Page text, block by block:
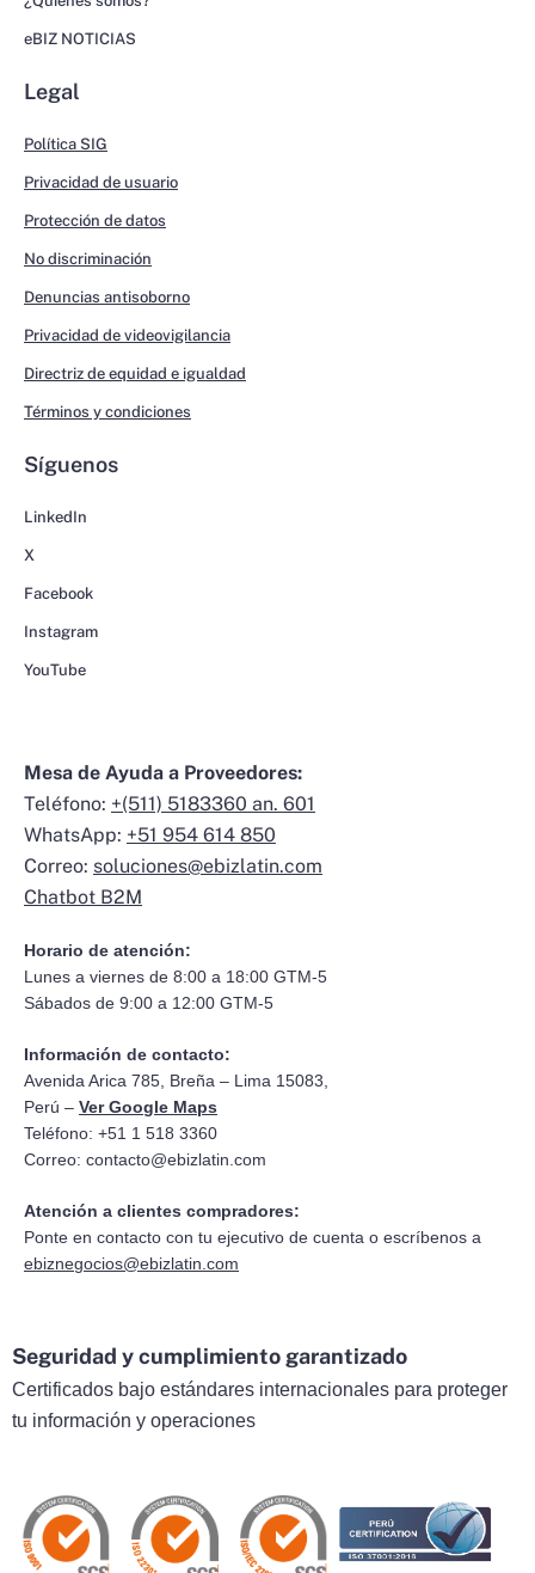
eBIZ NOTICIAS
Legal
Política SIG
Privacidad de usuario
Protección de datos
No discriminación
Denuncias antisoborno
Privacidad de videovigilancia
Directriz de equidad e igualdad
Términos y condiciones
Síguenos
LinkedIn
X
Facebook
Instagram
YouTube
Mesa de Ayuda a Proveedores:
Teléfono: +(511) 5183360 an. 601
WhatsApp: +51 954 614 850
Correo: soluciones@ebizlatin.com
Chatbot B2M
Horario de atención:
Lunes a viernes de 8:00 a 18:00 GTM-5
Sábados de 9:00 a 12:00 GTM-5
Información de contacto:
Avenida Arica 785, Breña – Lima 15083,
Perú – Ver Google Maps
Teléfono: +51 1 518 3360
Correo: contacto@ebizlatin.com
Atención a clientes compradores:
Ponte en contacto con tu ejecutivo de cuenta o escríbenos a
ebiznegocios@ebizlatin.com
Seguridad y cumplimiento garantizado
Certificados bajo estándares internacionales para proteger
tu información y operaciones